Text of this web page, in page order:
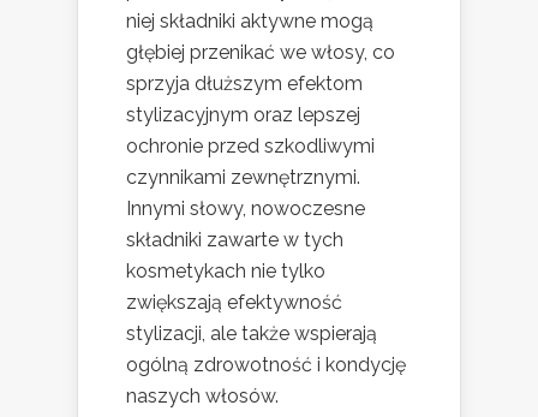
niej składniki aktywne mogą
głębiej przenikać we włosy, co
sprzyja dłuższym efektom
stylizacyjnym oraz lepszej
ochronie przed szkodliwymi
czynnikami zewnętrznymi.
Innymi słowy, nowoczesne
składniki zawarte w tych
kosmetykach nie tylko
zwiększają efektywność
stylizacji, ale także wspierają
ogólną zdrowotność i kondycję
naszych włosów.